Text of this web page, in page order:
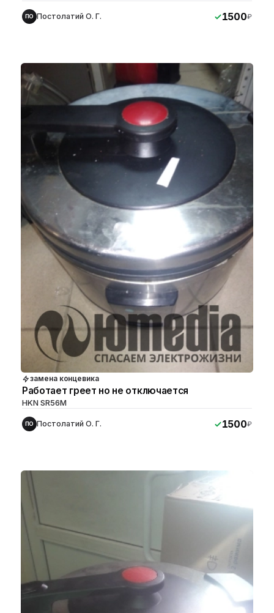
ПО Постолатий О. Г. 1500₽
замена концевика
Работает греет но не отключается
HKN SR56M
ПО Постолатий О. Г. 1500₽